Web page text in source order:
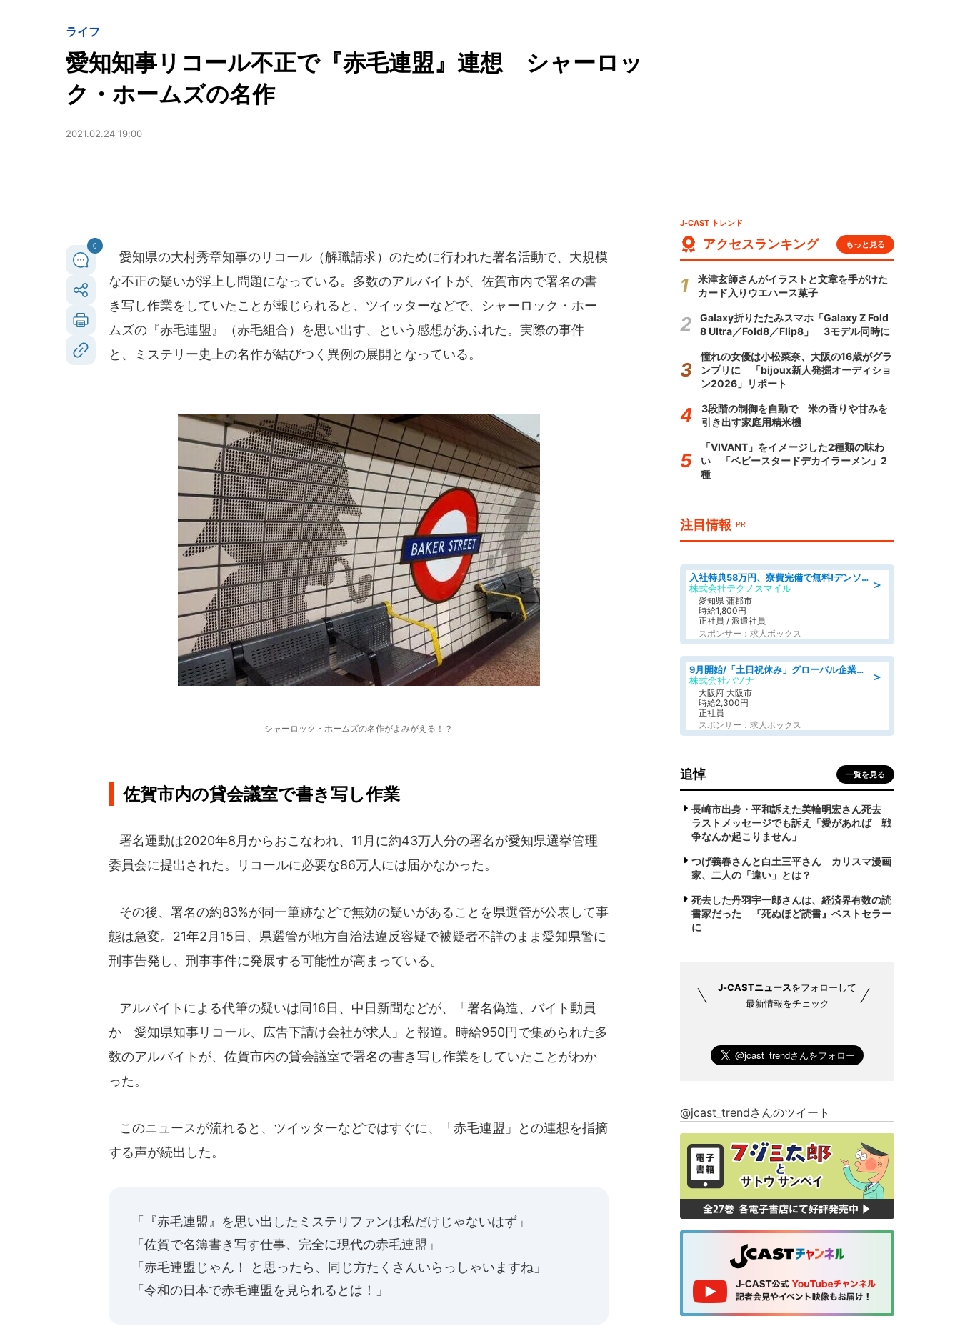
ライフ
愛知知事リコール不正で『赤毛連盟』連想 シャーロッ
ク・ホームズの名作
2021.02.24 19:00
0
愛知県の大村秀章知事のリコール（解職請求）のために行われた署名活動で、大規模
な不正の疑いが浮上し問題になっている。多数のアルバイトが、佐賀市内で署名の書
き写し作業をしていたことが報じられると、ツイッターなどで、シャーロック・ホー
ムズの『赤毛連盟』（赤毛組合）を思い出す、という感想があふれた。実際の事件
と、ミステリー史上の名作が結びつく異例の展開となっている。
シャーロック・ホームズの名作がよみがえる！？
佐賀市内の貸会議室で書き写し作業
署名運動は2020年8月からおこなわれ、11月に約43万人分の署名が愛知県選挙管理
委員会に提出された。リコールに必要な86万人には届かなかった。
その後、署名の約83%が同一筆跡などで無効の疑いがあることを県選管が公表して事
態は急変。21年2月15日、県選管が地方自治法違反容疑で被疑者不詳のまま愛知県警に
刑事告発し、刑事事件に発展する可能性が高まっている。
アルバイトによる代筆の疑いは同16日、中日新聞などが、「署名偽造、バイト動員
か 愛知県知事リコール、広告下請け会社が求人」と報道。時給950円で集められた多
数のアルバイトが、佐賀市内の貸会議室で署名の書き写し作業をしていたことがわか
った。
このニュースが流れると、ツイッターなどではすぐに、「赤毛連盟」との連想を指摘
する声が続出した。
「『赤毛連盟』を思い出したミステリファンは私だけじゃないはず」
「佐賀で名簿書き写す仕事、完全に現代の赤毛連盟」
「赤毛連盟じゃん！ と思ったら、同じ方たくさんいらっしゃいますね」
「令和の日本で赤毛連盟を見られるとは！」
J-CAST トレンド
アクセスランキング もっと見る
米津玄師さんがイラストと文章を手がけた
カード入りウエハース菓子
Galaxy折りたたみスマホ「Galaxy Z Fold
8 Ultra／Fold8／Flip8」 3モデル同時に
憧れの女優は小松菜奈、大阪の16歳がグラ
ンプリに 「bijoux新人発掘オーディショ
ン2026」リポート
3段階の制御を自動で 米の香りや甘みを
引き出す家庭用精米機
「VIVANT」をイメージした2種類の味わ
い 「ベビースタードデカイラーメン」2
種
注目情報 PR
＞
入社特典58万円、寮費完備で無料!デンソーで働こう!自動車工場で小型部品の検査業務 denso aichi
株式会社テクノスマイル
愛知県 蒲郡市
時給1,800円
正社員 / 派遣社員
スポンサー：求人ボックス
＞
9月開始/「土日祝休み」グローバル企業での産業保健のお仕事/保健師/高時給/残業なし/服装自由
株式会社パソナ
大阪府 大阪市
時給2,300円
正社員
スポンサー：求人ボックス
追悼 一覧を見る
長崎市出身・平和訴えた美輪明宏さん死去
ラストメッセージでも訴え「愛があれば 戦
争なんか起こりません」
つげ義春さんと白土三平さん カリスマ漫画
家、二人の「違い」とは？
死去した丹羽宇一郎さんは、経済界有数の読
書家だった 『死ぬほど読書』ベストセラー
に
J-CASTニュースをフォローして
最新情報をチェック
@jcast_trendさんのツイート